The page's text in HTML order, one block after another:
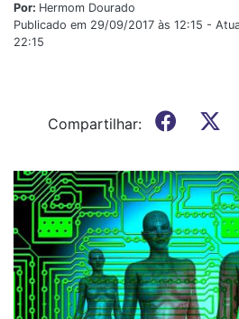
Por: Hermom Dourado
Publicado em 29/09/2017 às 12:15 -
22:15
Compartilhar: